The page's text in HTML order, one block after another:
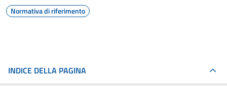
Normativa di riferimento
INDICE DELLA PAGINA